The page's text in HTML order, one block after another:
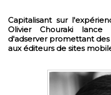
Capitalisant sur
Olivier Chouraki lance
d'adserver promettant
aux éditeurs de sites